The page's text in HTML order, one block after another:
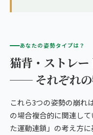
あなたの姿勢タイプは？
猫背・ストレ
── それぞれ
これら3つの姿勢の崩れ
の場合複合的に関連し
た運動連鎖」の考え方